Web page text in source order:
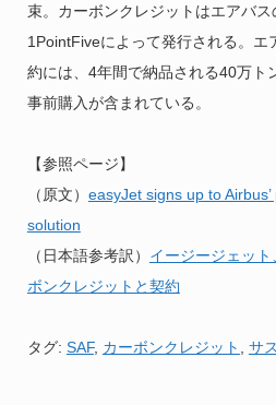
束。カーボンクレジットはエアバ
1PointFiveによって発行される。エ
約には、4年間で納品される40万ト
事前購入が含まれている。
【参照ページ】
（原文） easyJet signs up to
solution
（日本語参考訳） イージージェッ
ボンクレジットと契約
タグ: SAF, カーボンクレジット サ